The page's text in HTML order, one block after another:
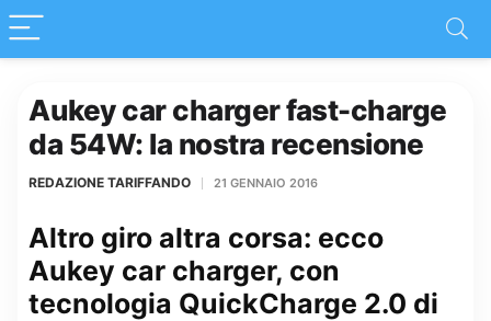
Aukey car charger fast-charge
da 54W: la nostra recensione
REDAZIONE TARIFFANDO 21 GENNAIO 2016
Altro giro altra corsa: ecco
Aukey car charger, con
tecnologia QuickCharge 2.0 di